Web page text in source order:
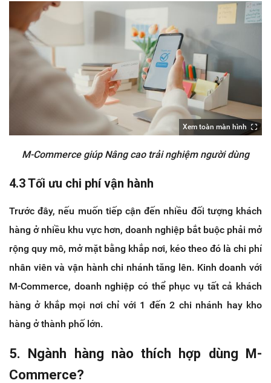
Xem toàn màn hình
M-Commerce giúp Nâng cao trải nghiệm người dùng
4.3 Tối ưu chi phí vận hành
Trước đây, nếu muốn tiếp cận đến nhiều đối tượng khách
hàng ở nhiều khu vực hơn, doanh nghiệp bắt buộc phải mở
rộng quy mô, mở mặt bằng khắp nơi, kéo theo đó là chi phí
nhân viên và vận hành chi nhánh tăng lên. Kinh doanh với
M-Commerce, doanh nghiệp có thể phục vụ tất cả khách
hàng ở khắp mọi nơi chỉ với 1 đến 2 chi nhánh hay kho
hàng ở thành phố lớn.
5. Ngành hàng nào thích hợp dùng M-
Commerce?